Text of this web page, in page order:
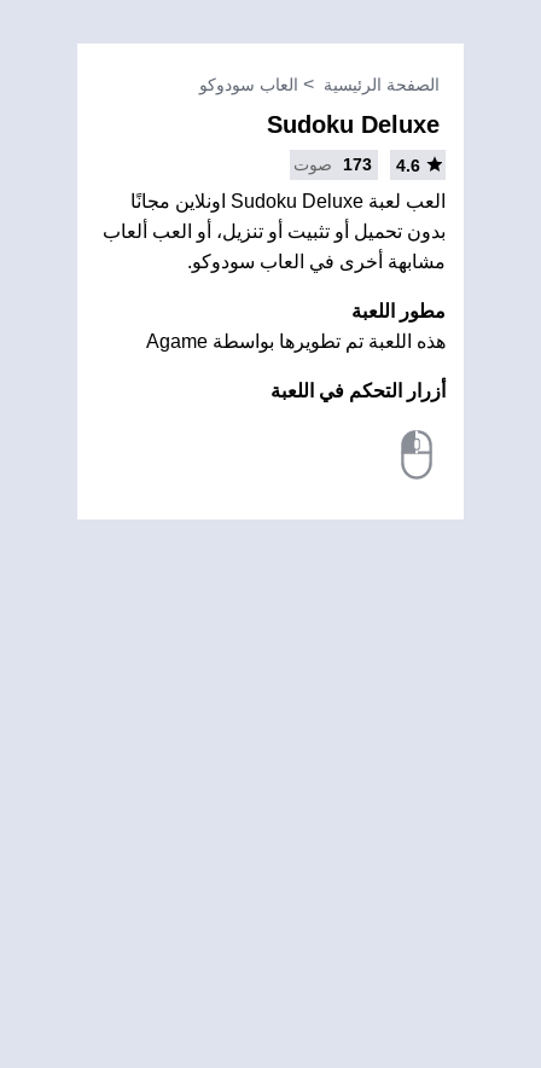
الصفحة الرئيسية العاب سودوكو
Sudoku Deluxe
4.6
173 صوت
العب لعبة Sudoku Deluxe اونلاين مجانًا
بدون تحميل أو تثبيت أو تنزيل، أو العب ألعاب
مشابهة أخرى في العاب سودوكو.
مطور اللعبة
هذه اللعبة تم تطويرها بواسطة Agame
أزرار التحكم في اللعبة